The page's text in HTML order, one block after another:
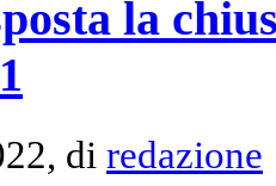
la
di redazione